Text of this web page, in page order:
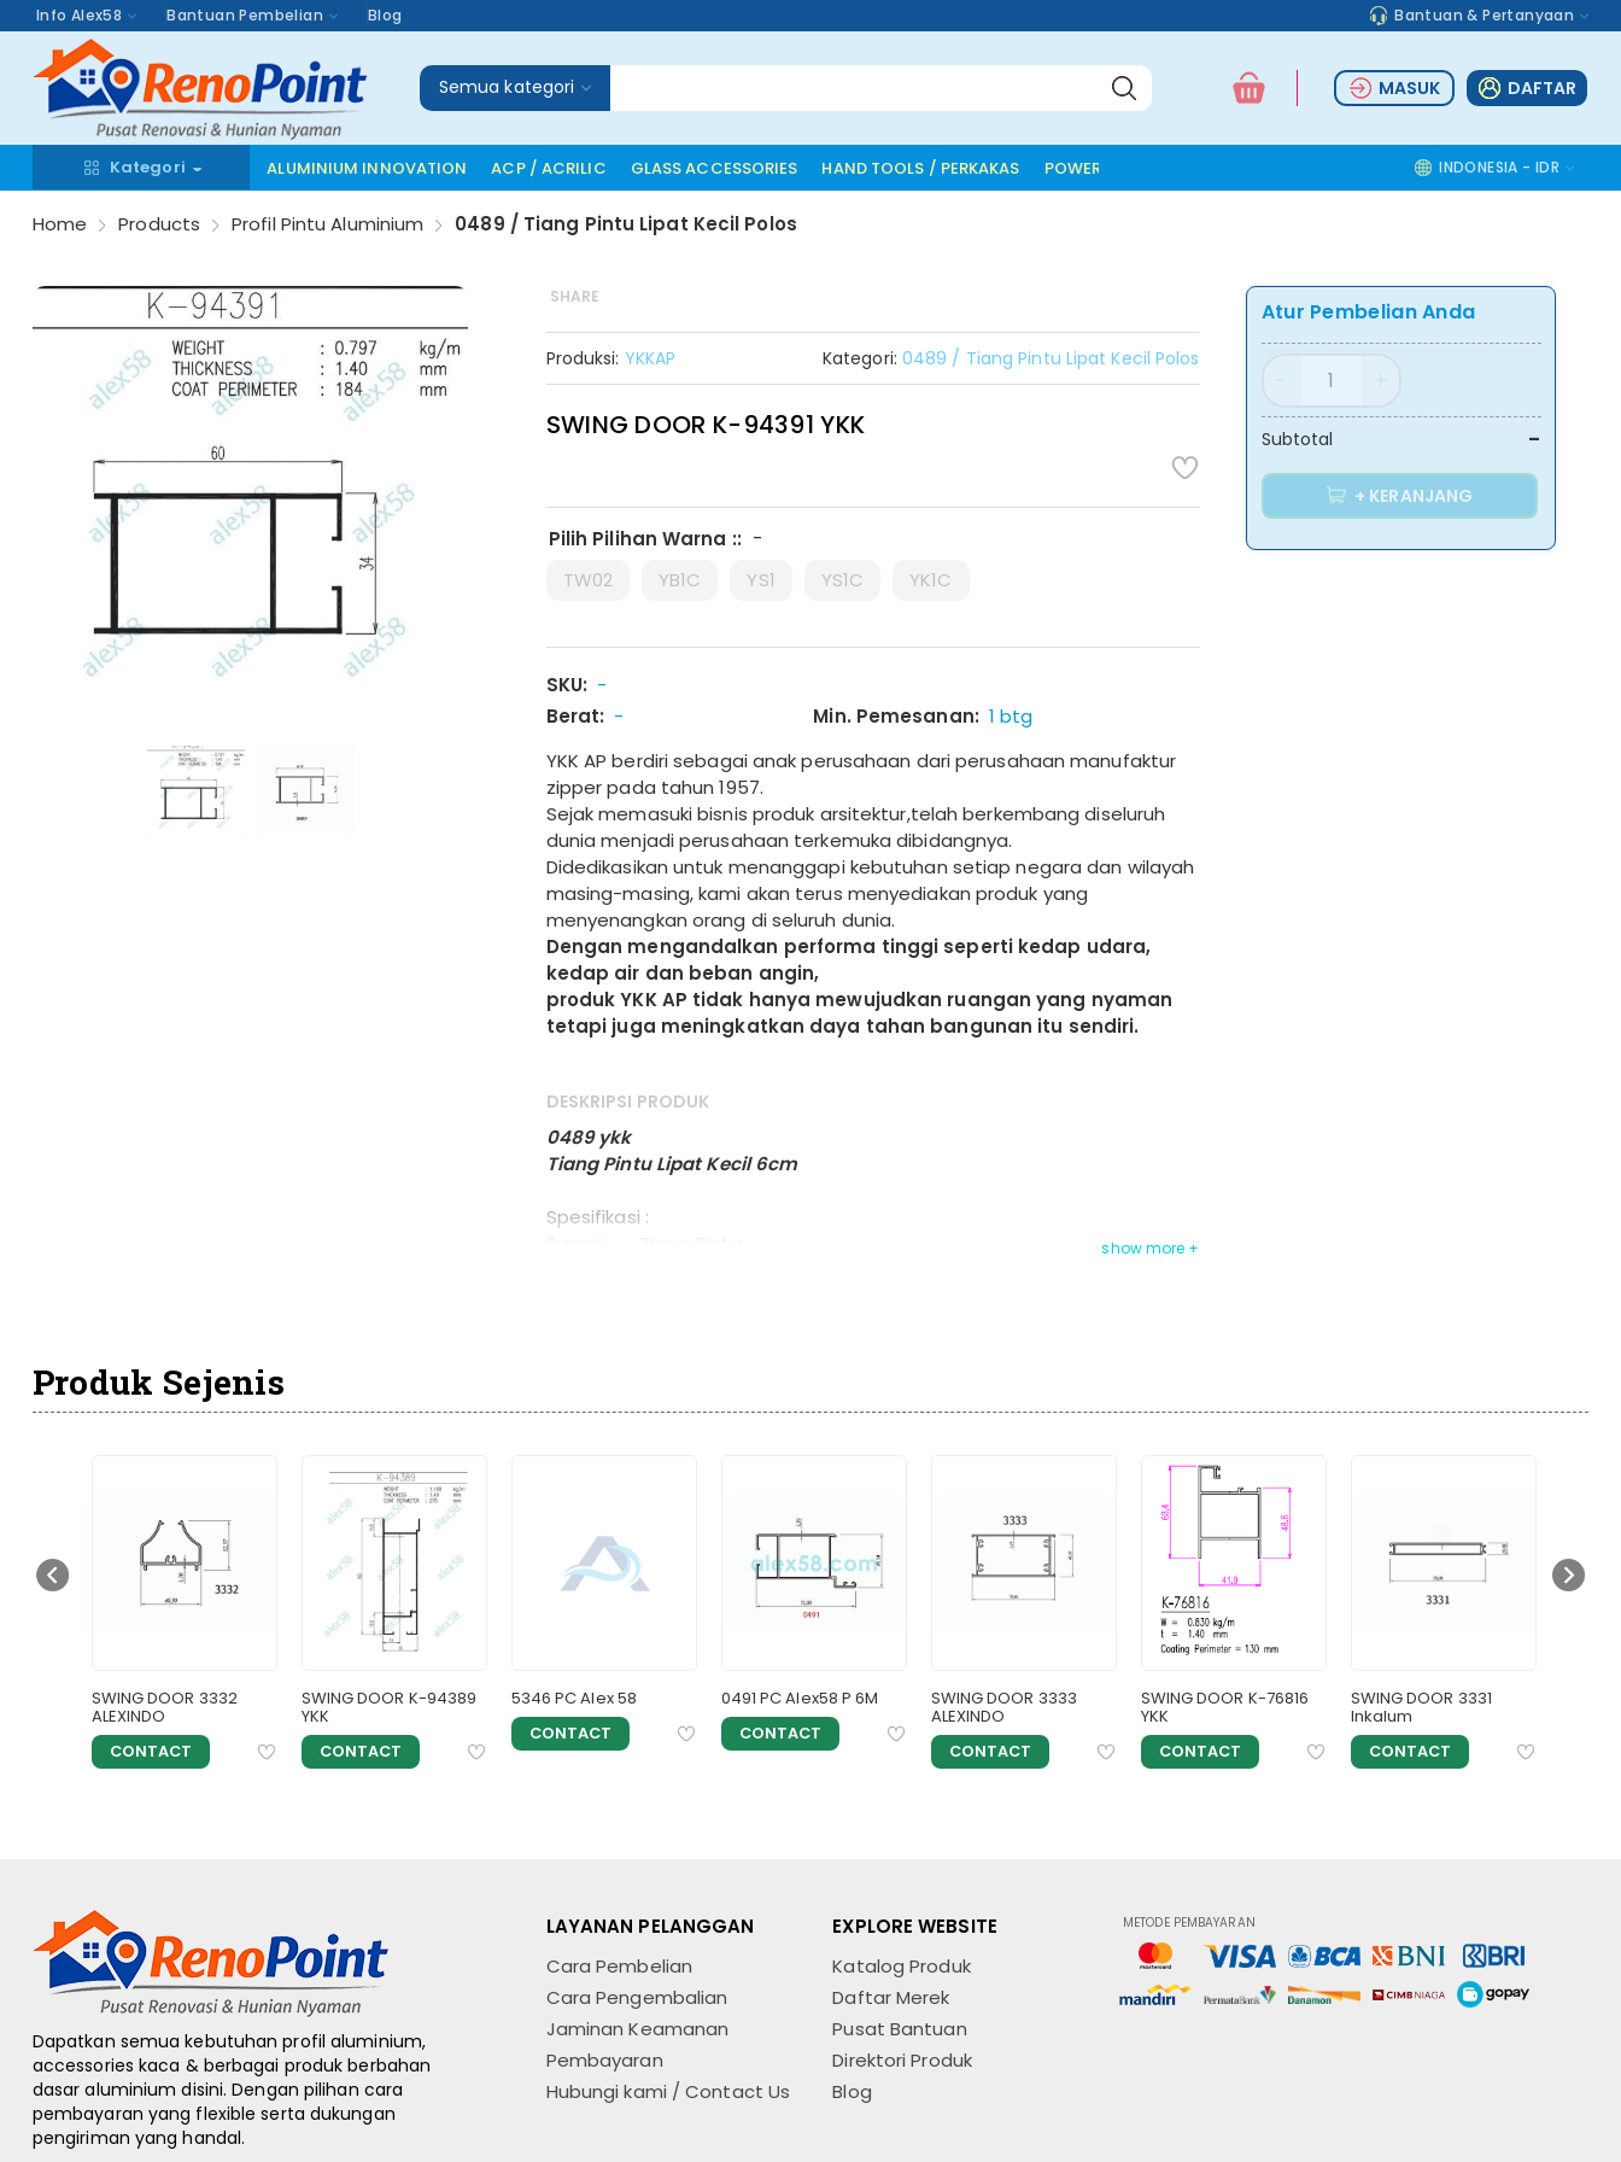
Info Alex58 Bantuan Pembelian Blog Bantuan & Pertanyaan
Semua kategori MASUK DAFTAR
Kategori ALUMINIUM INNOVATION ACP / ACRILIC GLASS ACCESSORIES HAND TOOLS / PERKAKAS POWER TOOLS SAFETY TOOLS
INDONESIA - IDR
Home Products Profil Pintu Aluminium 0489 / Tiang Pintu Lipat Kecil Polos
SHARE
Produksi: YKKAP Kategori: 0489 / Tiang Pintu Lipat Kecil Polos
SWING DOOR K-94391 YKK
Pilih Pilihan Warna :: -
TW02 YB1C YS1 YS1C YK1C
SKU: -
Berat: - Min. Pemesanan: 1 btg
YKK AP berdiri sebagai anak perusahaan dari perusahaan manufaktur
zipper pada tahun 1957.
Sejak memasuki bisnis produk arsitektur,telah berkembang diseluruh
dunia menjadi perusahaan terkemuka dibidangnya.
Didedikasikan untuk menanggapi kebutuhan setiap negara dan wilayah
masing-masing, kami akan terus menyediakan produk yang
menyenangkan orang di seluruh dunia.
Dengan mengandalkan performa tinggi seperti kedap udara,
kedap air dan beban angin,
produk YKK AP tidak hanya mewujudkan ruangan yang nyaman
tetapi juga meningkatkan daya tahan bangunan itu sendiri.
DESKRIPSI PRODUK
0489 ykk
Tiang Pintu Lipat Kecil 6cm
Spesifikasi :
Atur Pembelian Anda
Subtotal -
+ KERANJANG
Produk Sejenis
SWING DOOR 3332
ALEXINDO
CONTACT
SWING DOOR K-94389
YKK
CONTACT
5346 PC Alex 58
CONTACT
0491 PC Alex58 P 6M
CONTACT
SWING DOOR 3333
ALEXINDO
CONTACT
SWING DOOR K-76816
YKK
CONTACT
SWING DOOR 3331
Inkalum
CONTACT
Dapatkan semua kebutuhan profil aluminium,
accessories kaca & berbagai produk berbahan
dasar aluminium disini. Dengan pilihan cara
pembayaran yang flexible serta dukungan
pengiriman yang handal.
LAYANAN PELANGGAN
Cara Pembelian
Cara Pengembalian
Jaminan Keamanan
Pembayaran
Hubungi kami / Contact Us
EXPLORE WEBSITE
Katalog Produk
Daftar Merek
Pusat Bantuan
Direktori Produk
Blog
METODE PEMBAYARAN